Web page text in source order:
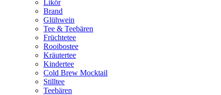
Likör
Brand
Glühwein
Tee & Teebären
Früchtetee
Rooibostee
Kräutertee
Kindertee
Cold Brew Mocktail
Stilltee
Teebären